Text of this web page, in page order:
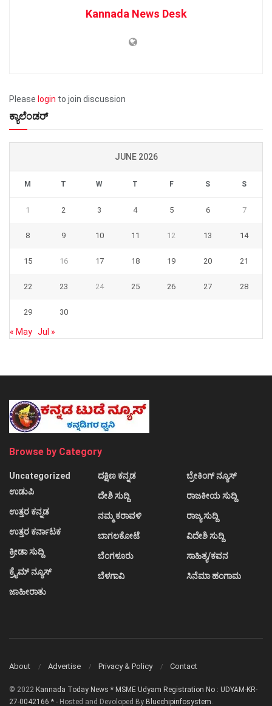
Kannada News Desk
Please login to join discussion
ಕ್ಯಾಲೆಂಡರ್
JUNE 2026
M T W T F S S
1 2 3 4 5 6 7
8 9 10 11 12 13 14
15 16 17 18 19 20 21
22 23 24 25 26 27 28
29 30
« May Jul »
Browse by Category
Uncategorized
ಉಡುಪಿ
ಉತ್ತರ ಕನ್ನಡ
ಉತ್ತರ ಕರ್ನಾಟಕ
ಕ್ರೀಡಾ ಸುದ್ದಿ
ಕ್ರೈಮ್ ನ್ಯೂಸ್
ಜಾಹೀರಾತು
ದಕ್ಷಿಣ ಕನ್ನಡ
ದೇಶಿ ಸುದ್ದಿ
ನಮ್ಮ ಕರಾವಳಿ
ಬಾಗಲಕೋಟೆ
ಬೆಂಗಳೂರು
ಬೆಳಗಾವಿ
ಬ್ರೇಕಿಂಗ್ ನ್ಯೂಸ್
ರಾಜಕೀಯ ಸುದ್ದಿ
ರಾಜ್ಯ ಸುದ್ದಿ
ವಿದೇಶಿ ಸುದ್ದಿ
ಸಾಹಿತ್ಯ/ಕವನ
ಸಿನೆಮಾ ಹಂಗಾಮ
About Advertise Privacy & Policy Contact
© 2022 Kannada Today News * MSME Udyam Registration No : UDYAM-KR-
27-0042166 * - Hosted and Devoloped By Bluechipinfosystem